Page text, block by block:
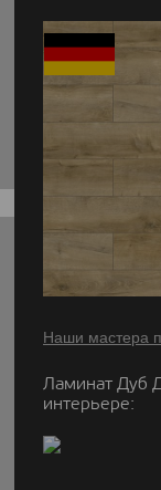
Наши мастера
Ламинат Дуб
интерьере: